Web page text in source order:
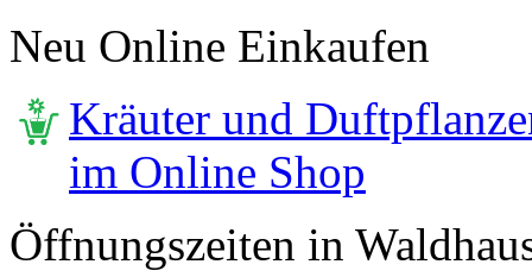
Neu Online Einkaufen
Kräuter und
im Online Shop
Öffnungszeiten in